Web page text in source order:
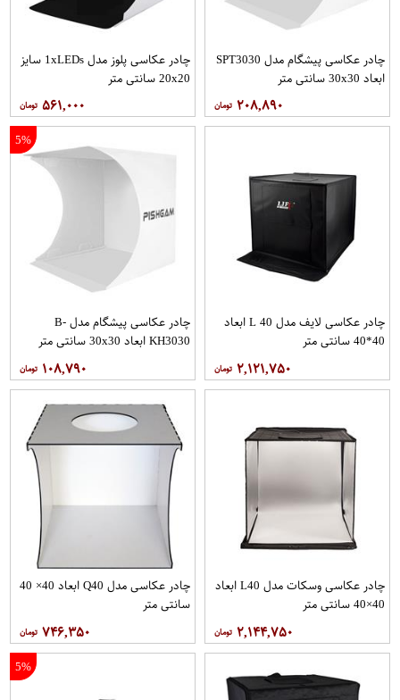
چادر عکاسی پیشگام مدل SPT3030
ابعاد 30x30 سانتی متر
۲۰۸,۸۹۰
چادر عکاسی پلوز مدل 1xLEDs سایز
20x20 سانتی متر
۵۶۱,۰۰۰
چادر عکاسی لایف مدل L 40 ابعاد
40*40 سانتی متر
۲,۱۲۱,۷۵۰
5%
چادر عکاسی پیشگام مدل B-
KH3030 ابعاد 30x30 سانتی متر
۱۰۸,۷۹۰
چادر عکاسی وسکات مدل L40 ابعاد
40×40 سانتی متر
۲,۱۴۴,۷۵۰
چادر عکاسی مدل Q40 ابعاد 40× 40
سانتی متر
۷۴۶,۳۵۰
5%